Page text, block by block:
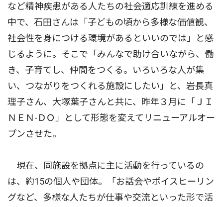
など精神疾患がある人たちの社会適応訓練を進める
中で、石田さんは「子どもの頃から多様な価値観、
社会性を身につける環境があるといいのでは」と感
じるように。そこで「みんなで助け合いながら、働
き、子育てし、仲間をつくる。いろいろな人が集
い、つながりをつくれる施設にしたい」と、岩長真
理子さん、大塚葉子さんと共に、昨年３月に「ＪＩ
ＮＥＮ-ＤＯ」として形態を変えてリニューアルオー
プンさせた。
現在、同施設を拠点に主に活動を行っているの
は、約15の個人や団体。「お話会やボイスヒーリン
グなど、多様な人たちが仕事や交流といった形で活